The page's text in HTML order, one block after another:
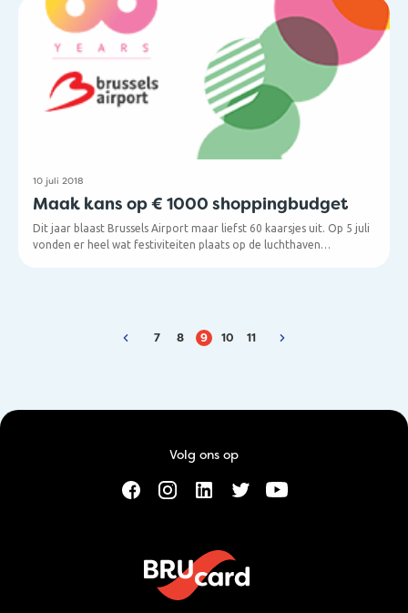
dan wel en niet is toegestaan? Hieronder vind je alle nuttige
informatie om te delen met je passagiers.
10 juli 2018
Maak kans op € 1000 shoppingbudget
Dit jaar blaast Brussels Airport maar liefst 60 kaarsjes uit. Op 5 juli
vonden er heel wat festiviteiten plaats op de luchthaven
7 8 9 10 11
Volg ons op